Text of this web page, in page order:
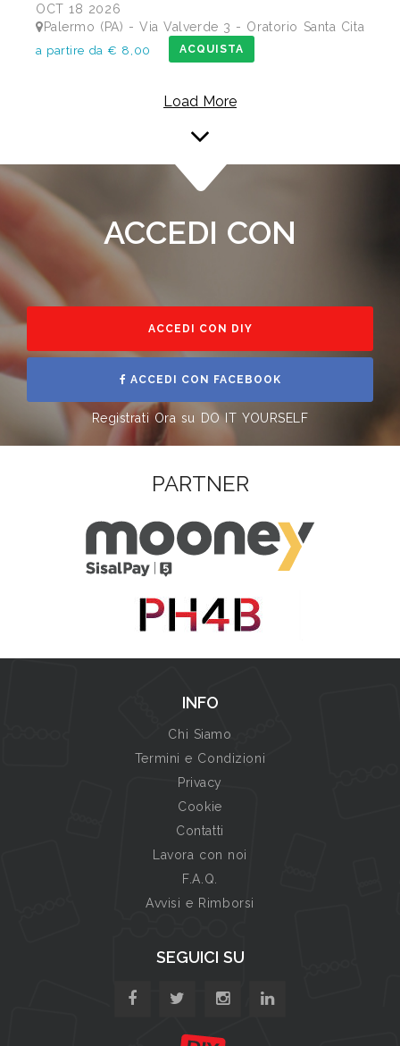
OCT 18 2026
Palermo (PA) - Via Valverde 3 - Oratorio Santa Cita
a partire da € 8,00 ACQUISTA
Load More
ACCEDI CON
ACCEDI CON DIY
ACCEDI CON FACEBOOK
Registrati Ora su DO IT YOURSELF
PARTNER
INFO
Chi Siamo
Termini e Condizioni
Privacy
Cookie
Contatti
Lavora con noi
F.A.Q.
Avvisi e Rimborsi
SEGUICI SU